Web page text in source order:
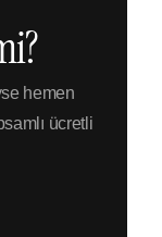
hemen
ücretli